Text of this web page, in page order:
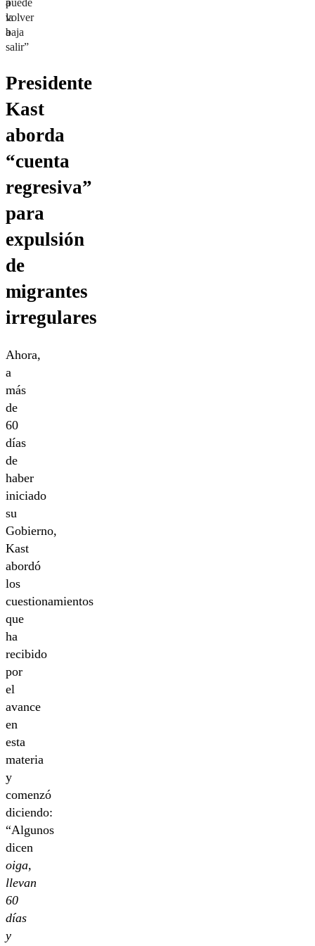
a
la
baja
puede
volver
a
salir”
Presidente
Kast
aborda
“cuenta
regresiva”
para
expulsión
de
migrantes
irregulares
Ahora,
a
más
de
60
días
de
haber
iniciado
su
Gobierno,
Kast
abordó
los
cuestionamientos
que
ha
recibido
por
el
avance
en
esta
materia
y
comenzó
diciendo:
“Algunos
dicen
oiga,
llevan
60
días
y